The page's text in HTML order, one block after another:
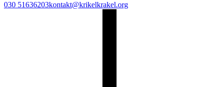
030 51636203kontakt@krikelkrakel.org